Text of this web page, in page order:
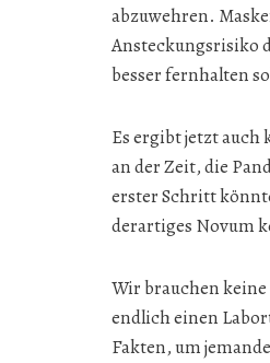
abzuwehren.
Ansteckungsrisiko
besser fernhalten
Es ergibt jetzt
an der Zeit, die
erster Schritt
derartiges Novum
Wir brauchen
endlich einen
Fakten, um